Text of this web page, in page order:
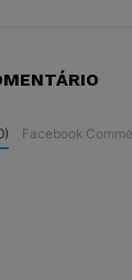
Facebook